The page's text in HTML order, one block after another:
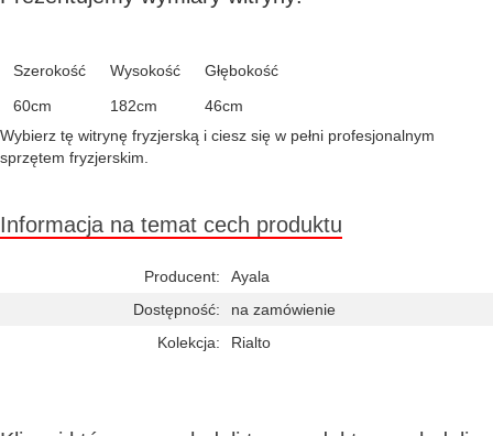
Szerokość Wysokość
Głębokość
60cm
182cm
46cm
Wybierz tę witrynę fryzjerską i ciesz się w pełni profesjonalnym
sprzętem fryzjerskim.
Informacja na temat cech produktu
Producent:
Ayala
Dostępność:
na zamówienie
Kolekcja:
Rialto